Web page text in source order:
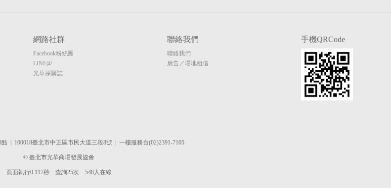
網路社群
Facebook粉絲團
LINE@
光華採購誌
聯絡我們
聯絡我們
廣告／場地租借
手機QRCode
| 100018臺北市中正區市民大道三段8號 | 一樓服務台(02)2391-7105
© 臺北市光華商場發展協會
頁面執行0.117秒 查詢25次 548人在線